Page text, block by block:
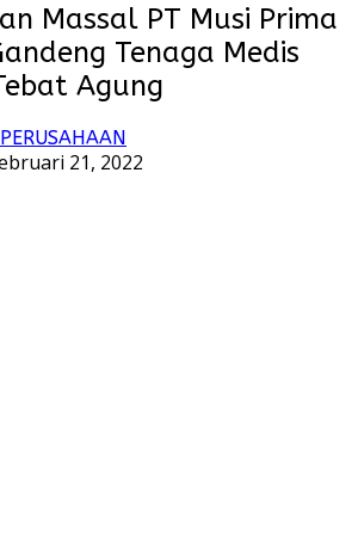
Massal PT Musi Prima
Tenaga Medis
Agung
PERUSAHAAN
21, 2022